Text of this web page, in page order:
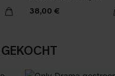
38,00 €